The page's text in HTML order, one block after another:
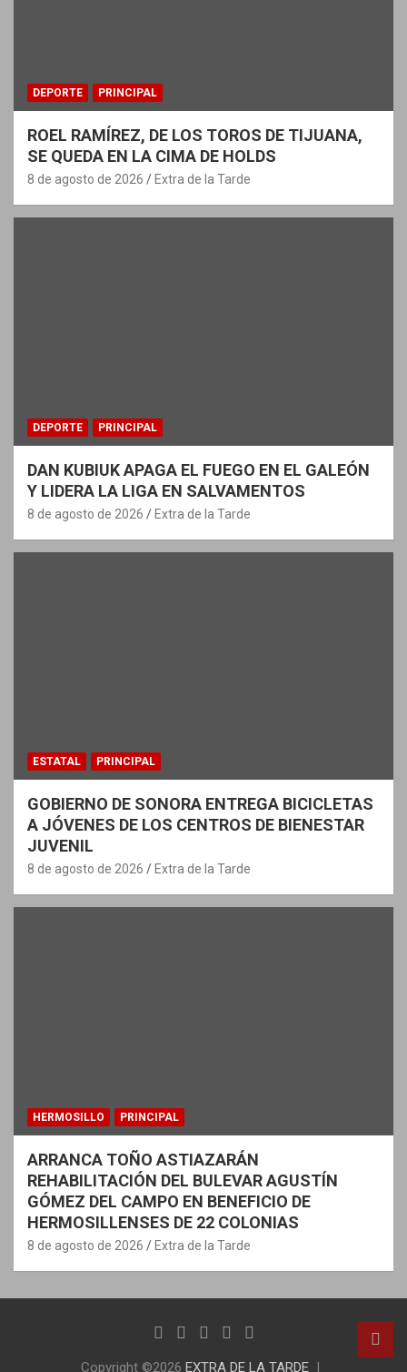
DEPORTE PRINCIPAL
ROEL RAMÍREZ, DE LOS TOROS DE TIJUANA,
SE QUEDA EN LA CIMA DE HOLDS
8 de agosto de 2026 Extra de la Tarde
DEPORTE PRINCIPAL
DAN KUBIUK APAGA EL FUEGO EN EL GALEÓN
Y LIDERA LA LIGA EN SALVAMENTOS
8 de agosto de 2026 Extra de la Tarde
ESTATAL PRINCIPAL
GOBIERNO DE SONORA ENTREGA BICICLETAS
A JÓVENES DE LOS CENTROS DE BIENESTAR
JUVENIL
8 de agosto de 2026 Extra de la Tarde
HERMOSILLO PRINCIPAL
ARRANCA TOÑO ASTIAZARÁN
REHABILITACIÓN DEL BULEVAR AGUSTÍN
GÓMEZ DEL CAMPO EN BENEFICIO DE
HERMOSILLENSES DE 22 COLONIAS
8 de agosto de 2026 Extra de la Tarde
Copyright ©2026 EXTRA DE LA TARDE